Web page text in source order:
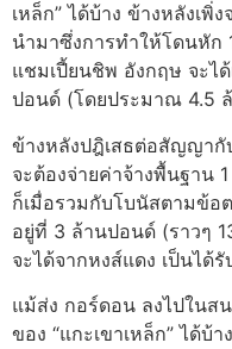
เหล็ก” ได้บ้าง ข้างหลังเ
นำมาซึ่งการทำให้โดนหัก
แชมเปี้ยนชิพ อังกฤษ จะไ
ปอนด์ (โดยประมาณ 4.5
ข้างหลังปฎิเสธต่อสัญญากับ
จะต้องจ่ายค่าจ้างพื้นฐาน
ก็เมื่อรวมกับโบนัสตามข้อ
อยู่ที่ 3 ล้านปอนด์ (ราวๆ
จะได้จากหงส์แดง เป็นได้
แม้ส่ง กอร์ดอน ลงไปในส
ของ “แกะเขาเหล็ก” ได้บ้